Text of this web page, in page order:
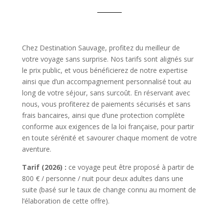
Chez Destination Sauvage, profitez du meilleur de
votre voyage sans surprise. Nos tarifs sont alignés sur
le prix public, et vous bénéficierez de notre expertise
ainsi que d’un accompagnement personnalisé tout au
long de votre séjour, sans surcoût. En réservant avec
nous, vous profiterez de paiements sécurisés et sans
frais bancaires, ainsi que d’une protection complète
conforme aux exigences de la loi française, pour partir
en toute sérénité et savourer chaque moment de votre
aventure.
Tarif (2026) : ce voyage peut être proposé à partir de
800 € / personne / nuit pour deux adultes dans une
suite (basé sur le taux de change connu au moment de
l’élaboration de cette offre).